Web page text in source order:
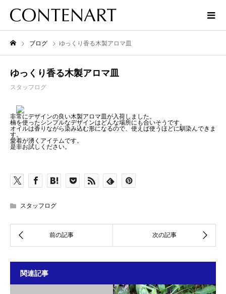
ブログ ゆっくり香る木製アロマ皿
ゆっくり香る木製アロマ皿
スタッフログ
非常にデザインの良い木製アロマ皿が入荷しました。
楠を使ったシンプルなデザインはどんな場所にも合いそうです。
オイルは香りながら染み込む形になるので、使えば使うほどに馴染んできま
す。
愛着が湧くアイテムです。
是非お試しください。
スタッフログ
関連記事